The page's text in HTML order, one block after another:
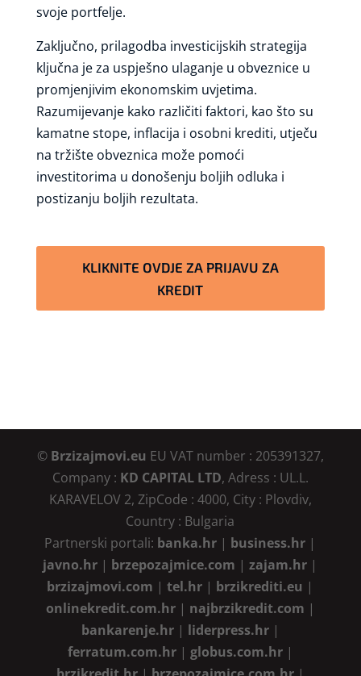
svoje portfelje.
Zaključno, prilagodba investicijskih strategija
ključna je za uspješno ulaganje u obveznice u
promjenjivim ekonomskim uvjetima.
Razumijevanje kako različiti faktori, kao što su
kamatne stope, inflacija i osobni krediti, utječu
na tržište obveznica može pomoći
investitorima u donošenju boljih odluka i
postizanju boljih rezultata.
KLIKNITE OVDJE ZA PRIJAVU ZA
KREDIT
© Brzizajmovi.eu EU VAT number : 205391327,
Company : KD CAPITAL LTD, Adress : UL.L.
KARAVELOV 2, ZipCode : 4000, City : Plovdiv,
Country : Bulgaria
Partnerski portali: banka.hr | business.hr |
javno.hr | brzepozajmice.com |zajam.hr |
brzizajmovi.com |tel.hr | brzikrediti.eu |
onlinekredit.com.hr| najbrzikredit.com |
bankarenje.hr| liderpress.hr|
ferratum.com.hr| globus.com.hr|